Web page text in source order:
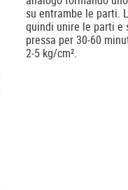
su entrambe le parti.
quindi unire le parti e
pressa per 30-60
2-5 kg/cm².